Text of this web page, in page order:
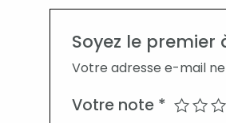
Soyez le
Votre adresse e-mail
Votre note *